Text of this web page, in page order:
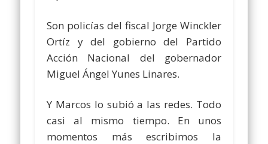
Son policías del fiscal Jorge Winckler
Ortíz y del gobierno del Partido
Acción Nacional del gobernador
Miguel Ángel Yunes Linares.
Y Marcos lo subió a las redes. Todo
casi al mismo tiempo. En unos
momentos más escribimos la